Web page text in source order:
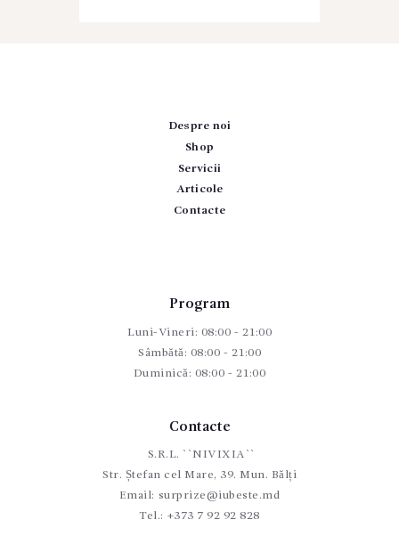
Despre noi
Shop
Servicii
Articole
Contacte
Program
Luni-Vineri: 08:00 - 21:00
Sâmbătă: 08:00 - 21:00
Duminică: 08:00 - 21:00
Contacte
S.R.L. ``NIVIXIA``
Str. Ștefan cel Mare, 39. Mun. Bălți
Email: surprize@iubeste.md
Tel.: +373 7 92 92 828